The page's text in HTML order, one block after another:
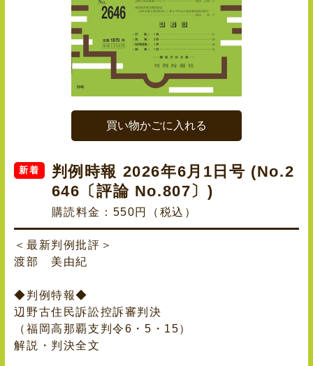
買い物かごに入れる
新着
判例時報 2026年6月1日号 (No.2
646〔評論 No.807〕)
購読料金：550円（税込）
＜最新判例批評＞
渡部 美由紀
◆判例特報◆
辺野古住民訴訟控訴審判決
（福岡高那覇支判令6・5・15）
解説・判決全文